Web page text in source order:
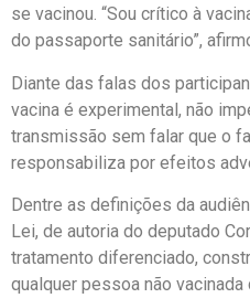
se vacinou. “Sou crítico à
do passaporte sanitário”,
Diante das falas dos
vacina é experimental, não
transmissão sem falar que o
responsabiliza por efeitos
Dentre as definições da
Lei, de autoria do deputado
tratamento diferenciado,
qualquer pessoa não